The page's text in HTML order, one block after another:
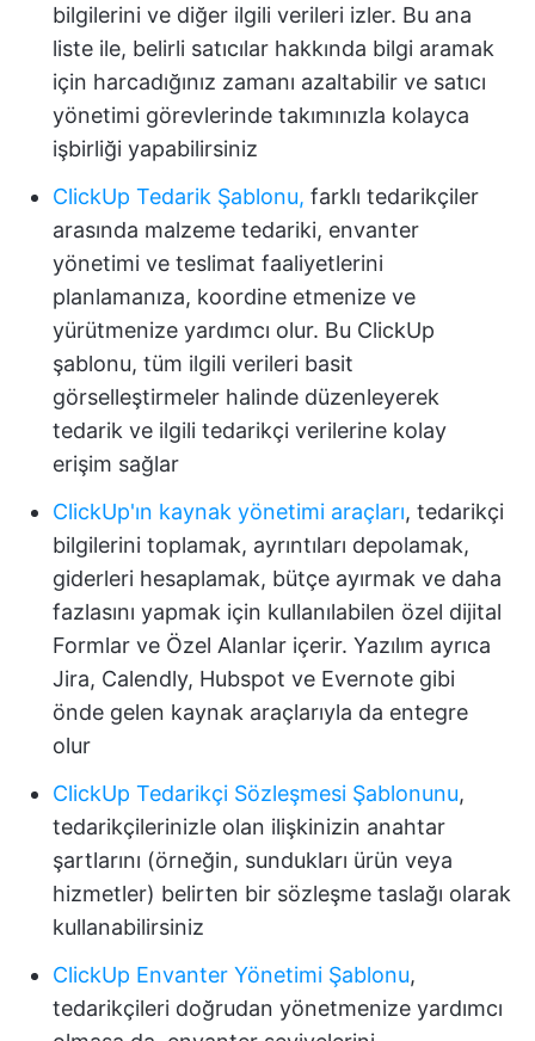
bilgilerini ve diğer ilgili verileri izler. Bu ana
liste ile, belirli satıcılar hakkında bilgi aramak
için harcadığınız zamanı azaltabilir ve satıcı
yönetimi görevlerinde takımınızla kolayca
işbirliği yapabilirsiniz
ClickUp Tedarik Şablonu, farklı tedarikçiler
arasında malzeme tedariki, envanter
yönetimi ve teslimat faaliyetlerini
planlamanıza, koordine etmenize ve
yürütmenize yardımcı olur. Bu ClickUp
şablonu, tüm ilgili verileri basit
görselleştirmeler halinde düzenleyerek
tedarik ve ilgili tedarikçi verilerine kolay
erişim sağlar
ClickUp'ın kaynak yönetimi araçları, tedarikçi
bilgilerini toplamak, ayrıntıları depolamak,
giderleri hesaplamak, bütçe ayırmak ve daha
fazlasını yapmak için kullanılabilen özel dijital
Formlar ve Özel Alanlar içerir. Yazılım ayrıca
Jira, Calendly, Hubspot ve Evernote gibi
önde gelen kaynak araçlarıyla da entegre
olur
ClickUp Tedarikçi Sözleşmesi Şablonunu,
tedarikçilerinizle olan ilişkinizin anahtar
şartlarını (örneğin, sundukları ürün veya
hizmetler) belirten bir sözleşme taslağı olarak
kullanabilirsiniz
ClickUp Envanter Yönetimi Şablonu,
tedarikçileri doğrudan yönetmenize yardımcı